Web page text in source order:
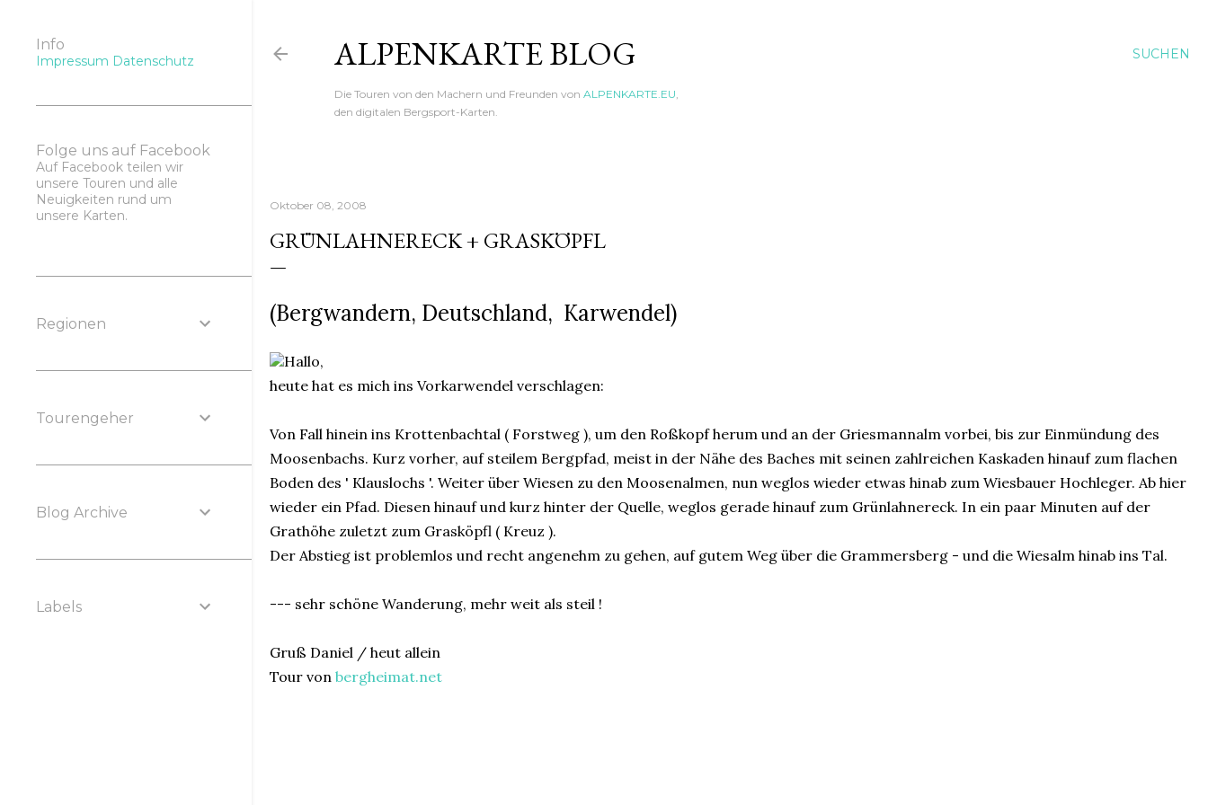
SUCHEN
ALPENKARTE BLOG
Die Touren von den Machern und Freunden von ALPENKARTE.EU,
den digitalen Bergsport-Karten.
Oktober 08, 2008
GRÜNLAHNERECK + GRASKÖPFL
(Bergwandern, Deutschland, Karwendel)
Hallo,
heute hat es mich ins Vorkarwendel verschlagen:
Von Fall hinein ins Krottenbachtal ( Forstweg ), um den Roßkopf herum und an der Griesmannalm vorbei, bis zur Einmündung des
Moosenbachs. Kurz vorher, auf steilem Bergpfad, meist in der Nähe des Baches mit seinen zahlreichen Kaskaden hinauf zum flachen
Boden des ' Klauslochs '. Weiter über Wiesen zu den Moosenalmen, nun weglos wieder etwas hinab zum Wiesbauer Hochleger. Ab hier
wieder ein Pfad. Diesen hinauf und kurz hinter der Quelle, weglos gerade hinauf zum Grünlahnereck. In ein paar Minuten auf der
Grathöhe zuletzt zum Grasköpfl ( Kreuz ).
Der Abstieg ist problemlos und recht angenehm zu gehen, auf gutem Weg über die Grammersberg - und die Wiesalm hinab ins Tal.
--- sehr schöne Wanderung, mehr weit als steil !
Gruß Daniel / heut allein
Tour von bergheimat.net
Info
Impressum Datenschutz
Folge uns auf Facebook
Auf Facebook teilen wir
unsere Touren und alle
Neuigkeiten rund um
unsere Karten.
Regionen
Tourengeher
Blog Archive
Labels